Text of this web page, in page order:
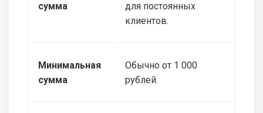
сумма
для постоянных
клиентов.
Минимальная
сумма
Обычно от 1 000
рублей.